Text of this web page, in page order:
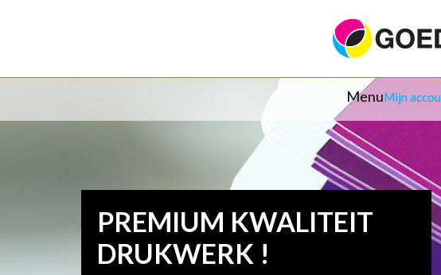
MenuMijn
PREMIUM KWALITEIT
DRUKWERK !